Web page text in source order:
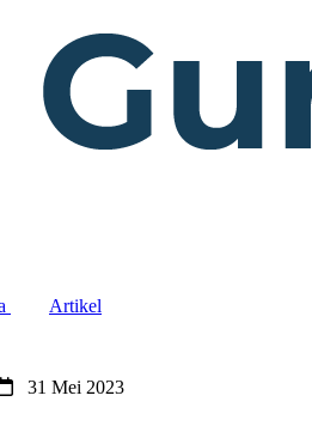
Artikel
31 Mei 2023